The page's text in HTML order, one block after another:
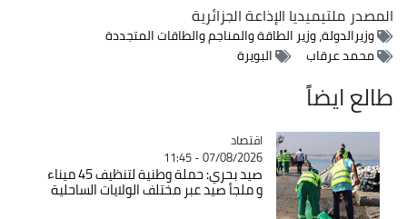
المصدرملتيميديا الإذاعة الجزائرية
وزيرالدولة، وزير الطاقة والمناجم والطاقات المتجددة
محمد عرقاب
البويرة
طالع ايضاً
Catégorie
اقتصاد
07/08/2026 - 11:45
صيد بحري: حملة وطنية لتنظيف 45 ميناء
و ملجأ صيد عبر مختلف الولايات الساحلية